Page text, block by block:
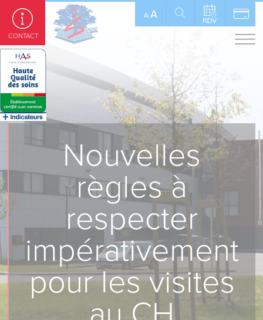
A A
Nouvelles
règles à
respecter
impérativement
pour les visites
CONTACT
Panneau de gestion des cookies